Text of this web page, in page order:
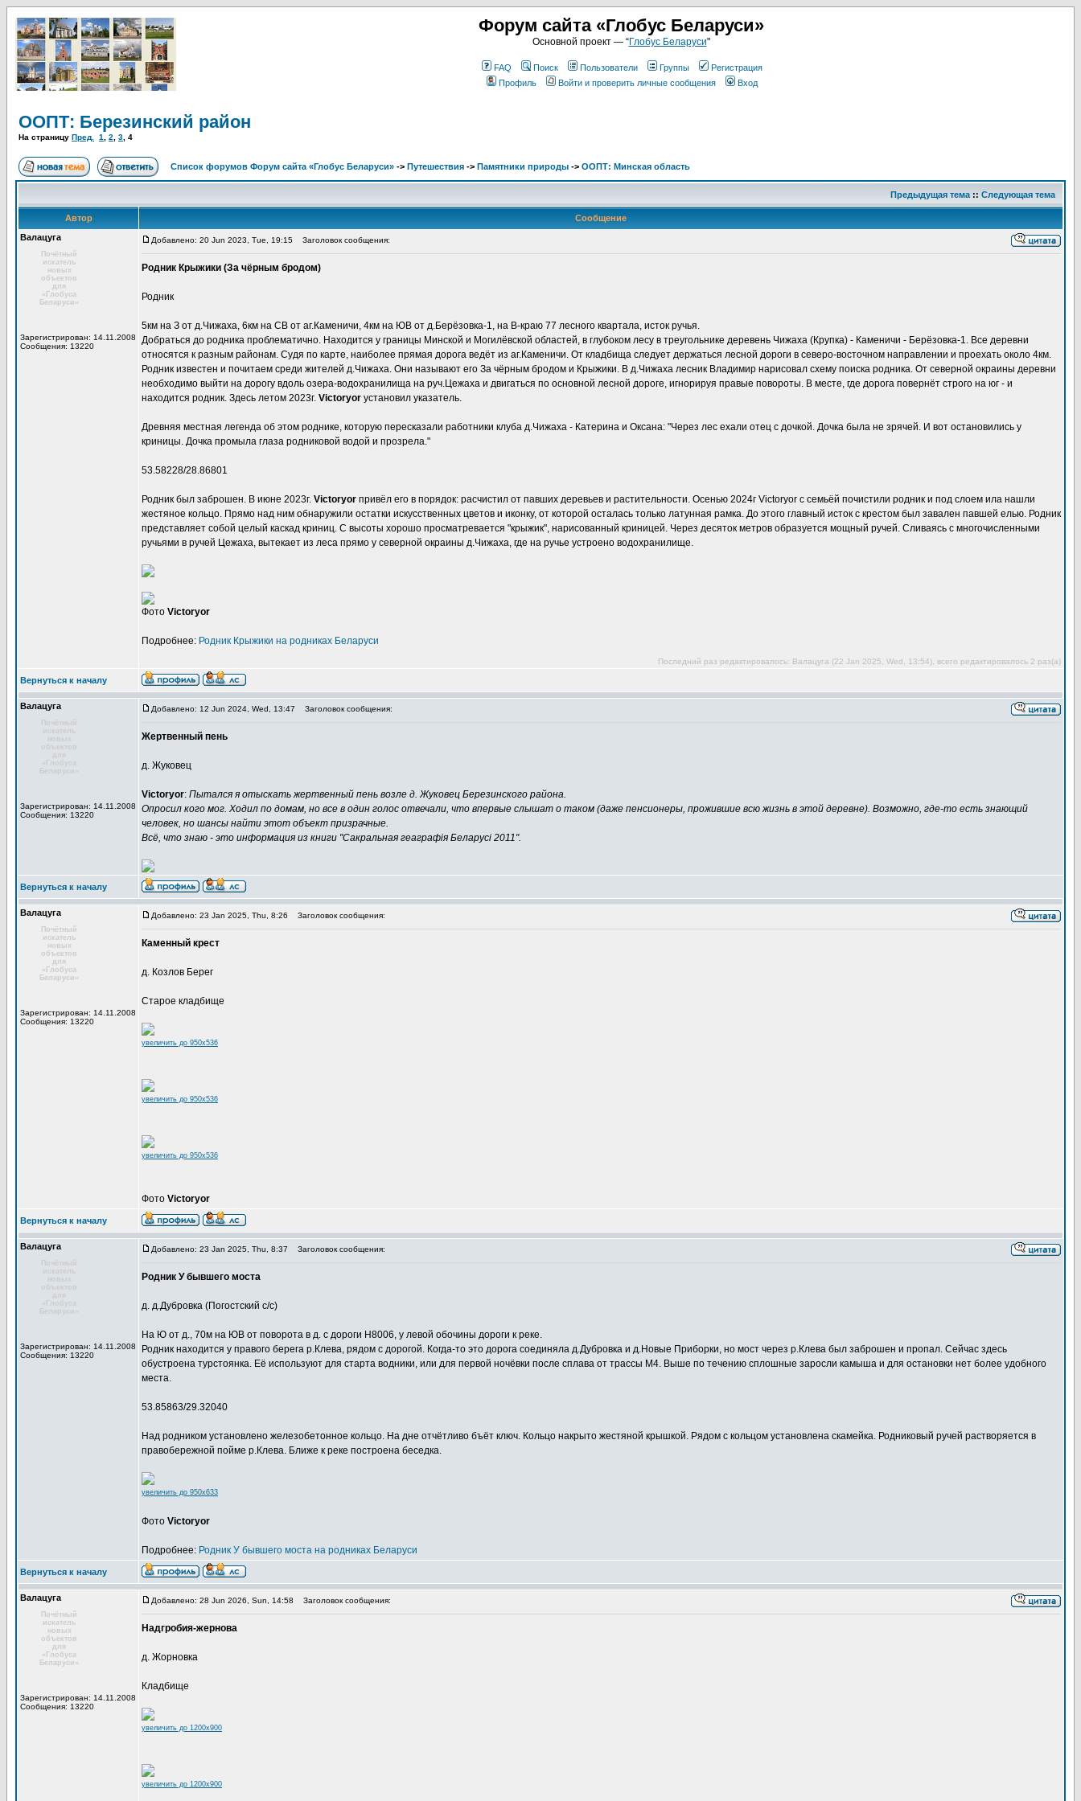
Форум сайта «Глобус Беларуси»
Основной проект — “Глобус Беларуси"
FAQ Поиск Пользователи Группы
Регистрация
Профиль
Войти и проверить личные сообщения Вход
ООПТ: Березинский район
На страницу Пред. 1 2 3 4
Список форумов Форум сайта «Глобус Беларуси» -> Путешествия -> Памятники природы -> ООПТ: Минская область
Предыдущая тема :: Следующая тема
Автор
Сообщение
Валацуга
Почётный
искатель
новых
объектов
для
«Глобуса
Беларуси»
Зарегистрирован: 14.11.2008
Сообщения: 13220
Добавлено: 20 Jun 2023, Tue, 19:15 Заголовок сообщения:
Родник Крыжики (За чёрным бродом)
Родник
5км на З от д.Чижаха, 6км на СВ от аг.Каменичи, 4км на ЮВ от д.Берёзовка-1, на В-краю 77 лесного квартала, исток ручья.
Добраться до родника проблематично. Находится у границы Минской и Могилёвской областей, в глубоком лесу в треугольнике деревень Чижаха (Крупка) - Каменичи - Берёзовка-1. Все деревни
относятся к разным районам. Судя по карте, наиболее прямая дорога ведёт из аг.Каменичи. От кладбища следует держаться лесной дороги в северо-восточном направлении и проехать около 4км.
Родник известен и почитаем среди жителей д.Чижаха. Они называют его За чёрным бродом и Крыжики. В д.Чижаха лесник Владимир нарисовал схему поиска родника. От северной окраины деревни
необходимо выйти на дорогу вдоль озера-водохранилища на руч.Цежаха и двигаться по основной лесной дороге, игнорируя правые повороты. В месте, где дорога повернёт строго на юг - и
находится родник. Здесь летом 2023г. Victoryor установил указатель.
Древняя местная легенда об этом роднике, которую пересказали работники клуба д.Чижаха - Катерина и Оксана: "Через лес ехали отец с дочкой. Дочка была не зрячей. И вот остановились у
криницы. Дочка промыла глаза родниковой водой и прозрела."
53.58228/28.86801
Родник был заброшен. В июне 2023г. Victoryor привёл его в порядок: расчистил от павших деревьев и растительности. Осенью 2024г Victoryor с семьёй почистили родник и под слоем ила нашли
жестяное кольцо. Прямо над ним обнаружили остатки искусственных цветов и иконку, от которой осталась только латунная рамка. До этого главный исток с крестом был завален павшей елью. Родник
представляет собой целый каскад криниц. С высоты хорошо просматревается "крыжик", нарисованный криницей. Через десяток метров образуется мощный ручей. Сливаясь с многочисленными
ручьями в ручей Цежаха, вытекает из леса прямо у северной окраины д.Чижаха, где на ручье устроено водохранилище.
Фото Victoryor
Подробнее: Родник Крыжики на родниках Беларуси
Последний раз редактировалось: Валацуга (22 Jan 2025, Wed, 13:54), всего редактировалось 2 раз(а)
Вернуться к началу
Валацуга
Почётный
искатель
новых
объектов
для
«Глобуса
Беларуси»
Зарегистрирован: 14.11.2008
Сообщения: 13220
Добавлено: 12 Jun 2024, Wed, 13:47 Заголовок сообщения:
Жертвенный пень
д. Жуковец
Victoryor: Пытался я отыскать жертвенный пень возле д. Жуковец Березинского района.
Опросил кого мог. Ходил по домам, но все в один голос отвечали, что впервые слышат о таком (даже пенсионеры, прожившие всю жизнь в этой деревне). Возможно, где-то есть знающий
человек, но шансы найти этот объект призрачные.
Всё, что знаю - это информация из книги "Сакральная геаграфія Беларусі 2011".
Вернуться к началу
Валацуга
Почётный
искатель
новых
объектов
для
«Глобуса
Беларуси»
Зарегистрирован: 14.11.2008
Сообщения: 13220
Добавлено: 23 Jan 2025, Thu, 8:26 Заголовок сообщения:
Каменный крест
д. Козлов Берег
Старое кладбище
увеличить до 950x536
увеличить до 950x536
увеличить до 950x536
Фото Victoryor
Вернуться к началу
Валацуга
Почётный
искатель
новых
объектов
для
«Глобуса
Беларуси»
Зарегистрирован: 14.11.2008
Сообщения: 13220
Добавлено: 23 Jan 2025, Thu, 8:37 Заголовок сообщения:
Родник У бывшего моста
д. д.Дубровка (Погостский с/с)
На Ю от д., 70м на ЮВ от поворота в д. с дороги Н8006, у левой обочины дороги к реке.
Родник находится у правого берега р.Клева, рядом с дорогой. Когда-то это дорога соединяла д.Дубровка и д.Новые Приборки, но мост через р.Клева был заброшен и пропал. Сейчас здесь
обустроена турстоянка. Её используют для старта водники, или для первой ночёвки после сплава от трассы М4. Выше по течению сплошные заросли камыша и для остановки нет более удобного
места.
53.85863/29.32040
Над родником установлено железобетонное кольцо. На дне отчётливо бъёт ключ. Кольцо накрыто жестяной крышкой. Рядом с кольцом установлена скамейка. Родниковый ручей растворяется в
правобережной пойме р.Клева. Ближе к реке построена беседка.
увеличить до 950x633
Фото Victoryor
Подробнее: Родник У бывшего моста на родниках Беларуси
Вернуться к началу
Валацуга
Почётный
искатель
новых
объектов
для
«Глобуса
Беларуси»
Зарегистрирован: 14.11.2008
Сообщения: 13220
Добавлено: 28 Jun 2026, Sun, 14:58 Заголовок сообщения:
Надгробия-жернова
д. Жорновка
Кладбище
увеличить до 1200x900
увеличить до 1200x900